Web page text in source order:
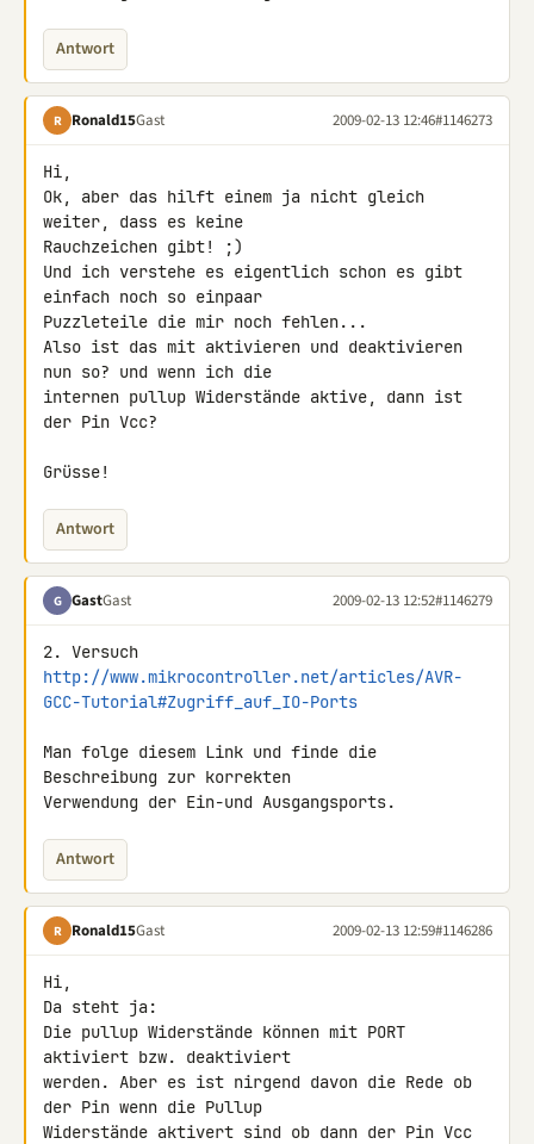
Antwort
R Ronald15Gast 2009-02-13 12:46#1146273
Hi,
Ok, aber das hilft einem ja nicht gleich
weiter, dass es keine
Rauchzeichen gibt! ;)
Und ich verstehe es eigentlich schon es gibt
einfach noch so einpaar
Puzzleteile die mir noch fehlen...
Also ist das mit aktivieren und deaktivieren
nun so? und wenn ich die
internen pullup Widerstände aktive, dann ist
der Pin Vcc?
Grüsse!
Antwort
G GastGast 2009-02-13 12:52#1146279
http://www.mikrocontroller.net/articles/AVR-
GCC-Tutorial#Zugriff_auf_IO-Ports
Man folge diesem Link und finde die
Beschreibung zur korrekten
Verwendung der Ein-und Ausgangsports.
Antwort
R Ronald15Gast 2009-02-13 12:59#1146286
Hi,
Da steht ja:
Die pullup Widerstände können mit PORT
aktiviert bzw. deaktiviert
werden. Aber es ist nirgend davon die Rede ob
der Pin wenn die Pullup
Widerstände aktivert sind ob dann der Pin Vcc